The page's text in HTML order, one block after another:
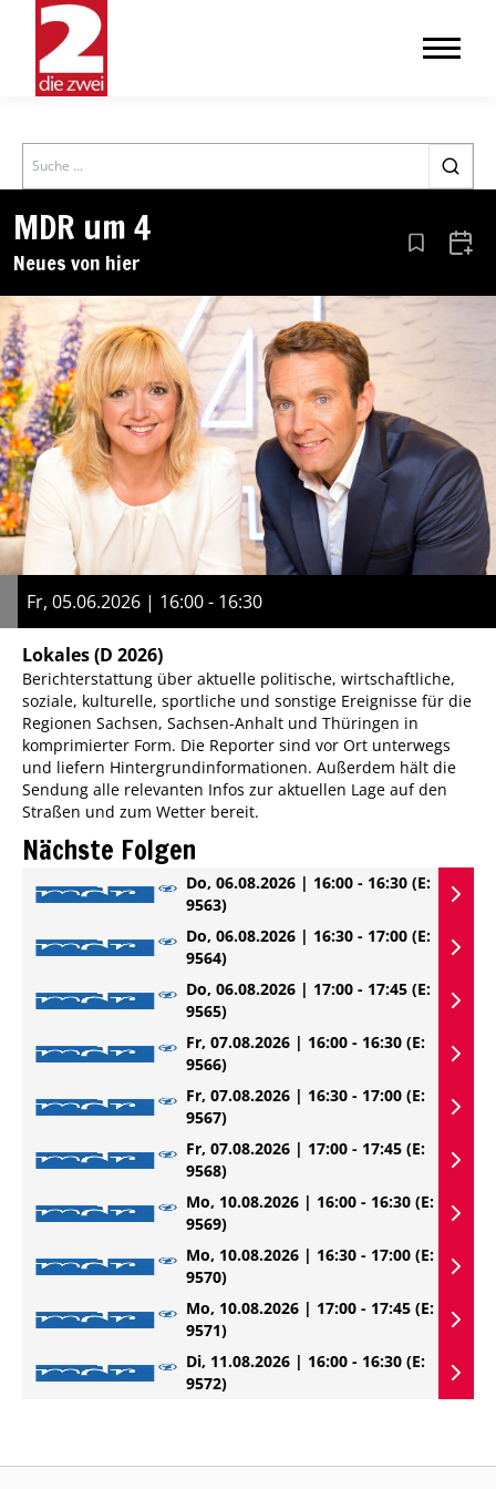
Search
MDR um 4
Neues von hier Aus den
Fr, 05.06.2026 | 16:00 - 16:30
Lokales(D 2026)
Berichterstattung über aktuelle politische, wirtschaftliche,
soziale, kulturelle, sportliche und sonstige Ereignisse für die
Regionen Sachsen, Sachsen-Anhalt und Thüringen in
komprimierter Form. Die Reporter sind vor Ort unterwegs
und liefern Hintergrundinformationen. Außerdem hält die
Sendung alle relevanten Infos zur aktuellen Lage auf den
Straßen und zum Wetter bereit.
Nächste Folgen
Do, 06.08.2026 | 16:00 - 16:30 (E:
9563)
Do, 06.08.2026 | 16:30 - 17:00 (E:
9564)
Do, 06.08.2026 | 17:00 - 17:45 (E:
9565)
Fr, 07.08.2026 | 16:00 - 16:30 (E:
9566)
Fr, 07.08.2026 | 16:30 - 17:00 (E:
9567)
Fr, 07.08.2026 | 17:00 - 17:45 (E:
9568)
Mo, 10.08.2026 | 16:00 - 16:30 (E:
9569)
Mo, 10.08.2026 | 16:30 - 17:00 (E:
9570)
Mo, 10.08.2026 | 17:00 - 17:45 (E:
9571)
Di, 11.08.2026 | 16:00 - 16:30 (E:
9572)